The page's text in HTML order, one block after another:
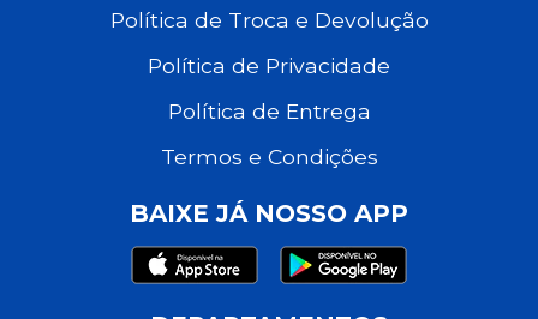
Política de Troca e Devolução
Política de Privacidade
Política de Entrega
Termos e Condições
BAIXE JÁ NOSSO APP